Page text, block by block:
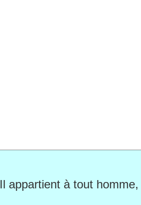
Il appartient à tout